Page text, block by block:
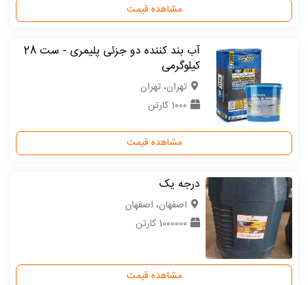
مشاهده قیمت
آب بند کننده دو جزئی پلیمری - ست 28
کیلوگرمی
تهران، تهران
1000 کارتن
مشاهده قیمت
درجه یک
اصفهان، اصفهان
1000000 کارتن
مشاهده قیمت